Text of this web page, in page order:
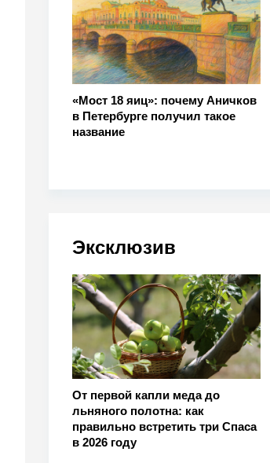
«Мост 18 яиц»: почему Аничков
в Петербурге получил такое
название
Эксклюзив
От первой капли меда до
льняного полотна: как
правильно встретить три Спаса
в 2026 году